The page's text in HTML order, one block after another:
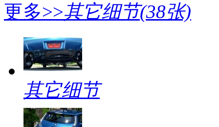
更多>>其它细节(38张)
其它细节